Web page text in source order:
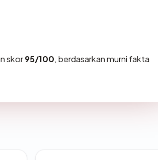
skor95/100, berdasarkan murni fakta